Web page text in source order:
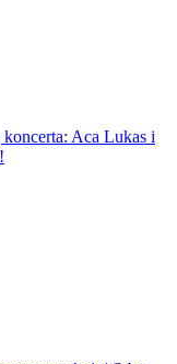
Aca Lukas i